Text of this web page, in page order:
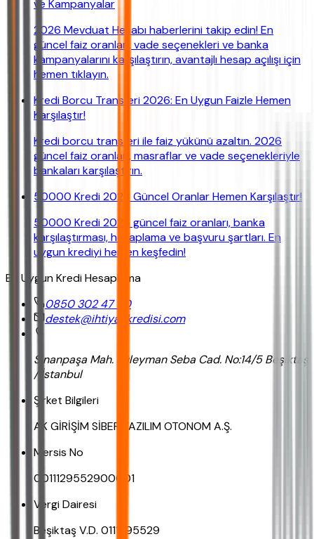
ve Kampanyalar
2026 Mevduat Hesabı haberlerini takip edin! En
güncel faiz oranları, vade seçenekleri ve banka
kampanyalarını karşılaştırın, avantajlı hesap açılışı için
hemen tıklayın.
Kredi Borcu Transferi 2026: En Uygun Faizle Hemen
Karşılaştır!
Kredi borcu transferi ile faiz yükünü azaltın. 2026
güncel faiz oranları, masraflar ve vade seçenekleriyle
bankaları karşılaştırın.
50000 Kredi 2026 Güncel Oranlar Hemen Karşılaştır!
50000 Kredi 2026 güncel faiz oranları, banka
karşılaştırması, hesaplama ve başvuru şartları. En
uygun krediyi hemen keşfedin!
En Uygun Kredi Hesaplama
0850 302 47 90
destek@ihtiyackredisi.com
Sinanpaşa Mah. Süleyman Seba Cad. No:14/5 Beşiktaş
/ İstanbul
Şirket Bilgileri
AK GİRİŞİM SİBER YAZILIM OTONOM A.Ş.
Mersis No
0011129552900001
Vergi Dairesi
Beşiktaş V.D. 0111295529